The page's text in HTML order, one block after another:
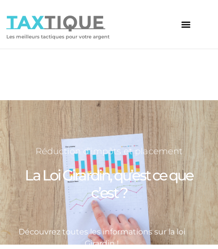
TAXTIQUE
Les meilleurs tactiques pour votre argent
Réduction d'impôts et placement
La Loi Girardin, qu’est ce que
c’est ?
Découvrez toutes les informations sur la loi
Girardin !